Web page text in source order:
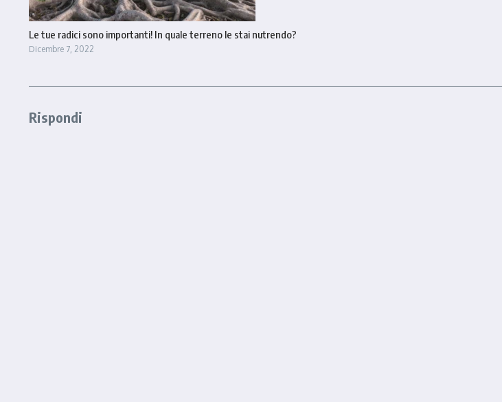
Le tue radici sono importanti! In quale terreno le stai nutrendo?
Dicembre 7, 2022
Rispondi